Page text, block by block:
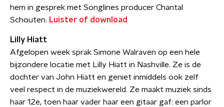
hem in gesprek met Songlines producer Chantal
Schouten. Luister of download
Lilly Hiatt
Afgelopen week sprak Simone Walraven op een hele
bijzondere locatie met Lilly Hiatt in Nashville. Ze is de
dochter van John Hiatt en geniet inmiddels ook zelf
veel respect in de muziekwereld. Ze maakt muziek sinds
haar 12e, toen haar vader haar een gitaar gaf: een parlor